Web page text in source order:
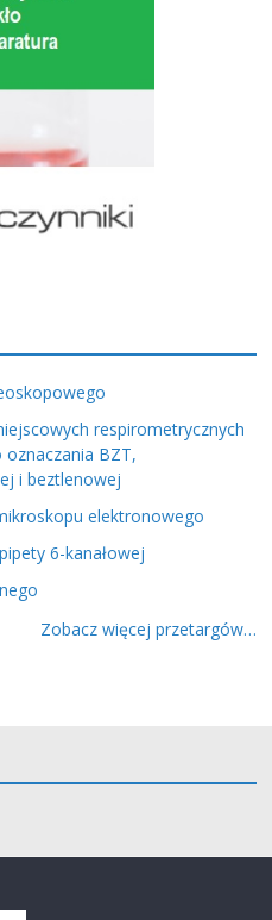
respirometrycznych
BZT,
i beztlenowej
elektronowego
6-kanałowej
Zobacz więcej przetargów…